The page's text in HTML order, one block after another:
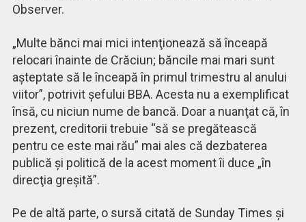
Observer.
„Multe bănci mai mici intenţionează să înceapă
relocari înainte de Crăciun; băncile mai mari sunt
aşteptate să le înceapă în primul trimestru al anului
viitor”, potrivit şefului BBA. Acesta nu a exemplificat
însă, cu niciun nume de bancă. Doar a nuanţat că, în
prezent, creditorii trebuie “să se pregătească
pentru ce este mai rău” mai ales că dezbaterea
publică şi politică de la acest moment îi duce „în
direcţia greşită”.
Pe de altă parte, o sursă citată de Sunday Times şi